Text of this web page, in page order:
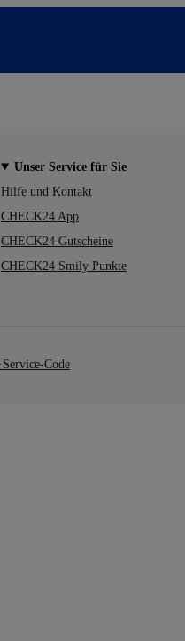
Unser Service für Sie
Hilfe und Kontakt
CHECK24 App
CHECK24 Gutscheine
CHECK24 Smily Punkte
Service-Code